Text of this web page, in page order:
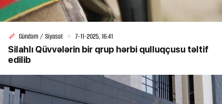
Gündəm / Siyasət 7-11-2025, 16:41
Silahlı Qüvvələrin bir qrup hərbi qulluqçusu təltif
edilib